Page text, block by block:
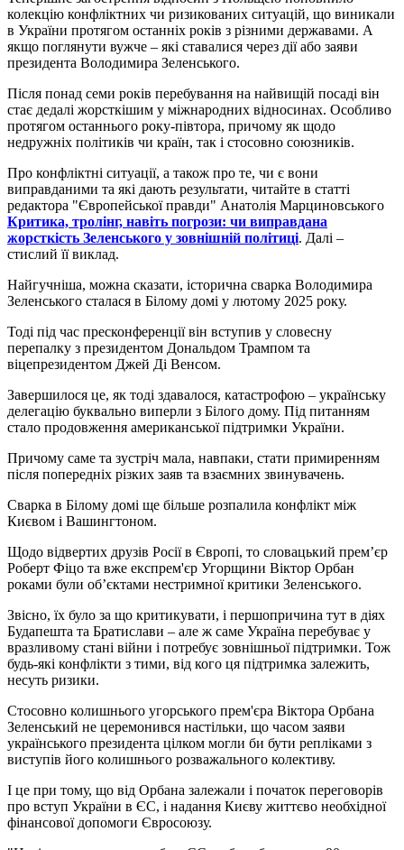
колекцію конфліктних чи ризикованих ситуацій, що виникали
в України протягом останніх років з різними державами. А
якщо поглянути вужче – які ставалися через дії або заяви
президента Володимира Зеленського.
Після понад семи років перебування на найвищій посаді він
стає дедалі жорсткішим у міжнародних відносинах. Особливо
протягом останнього року-півтора, причому як щодо
недружніх політиків чи країн, так і стосовно союзників.
Про конфліктні ситуації, а також про те, чи є вони
виправданими та які дають результати, читайте в статті
редактора "Європейської правди" Анатолія Марциновського
Критика, тролінг, навіть погрози: чи виправдана
жорсткість Зеленського у зовнішній політиці. Далі –
стислий її виклад.
Найгучніша, можна сказати, історична сварка Володимира
Зеленського сталася в Білому домі у лютому 2025 року.
Тоді під час пресконференції він вступив у словесну
перепалку з президентом Дональдом Трампом та
віцепрезидентом Джей Ді Венсом.
Завершилося це, як тоді здавалося, катастрофою – українську
делегацію буквально виперли з Білого дому. Під питанням
стало продовження американської підтримки України.
Причому саме та зустріч мала, навпаки, стати примиренням
після попередніх різких заяв та взаємних звинувачень.
Сварка в Білому домі ще більше розпалила конфлікт між
Києвом і Вашингтоном.
Щодо відвертих друзів Росії в Європі, то словацький прем’єр
Роберт Фіцо та вже експрем'єр Угорщини Віктор Орбан
роками були об’єктами нестримної критики Зеленського.
Звісно, їх було за що критикувати, і першопричина тут в діях
Будапешта та Братислави – але ж саме Україна перебуває у
вразливому стані війни і потребує зовнішньої підтримки. Тож
будь-які конфлікти з тими, від кого ця підтримка залежить,
несуть ризики.
Стосовно колишнього угорського прем'єра Віктора Орбана
Зеленський не церемонився настільки, що часом заяви
українського президента цілком могли би бути репліками з
виступів його колишнього розважального колективу.
І це при тому, що від Орбана залежали і початок переговорів
про вступ України в ЄС, і надання Києву життєво необхідної
фінансової допомоги Євросоюзу.